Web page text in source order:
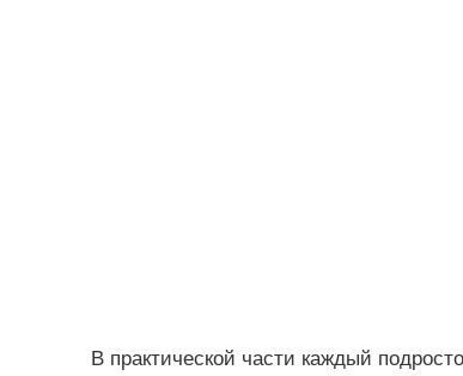
В практической части каждый